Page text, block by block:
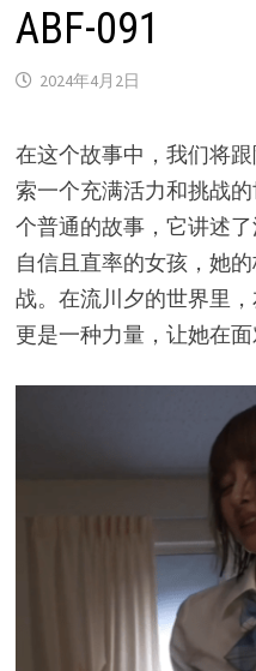
ABF-091
2024年4月2日
在这个故事中，我们将
索一个充满活力和挑战
个普通的故事，它讲述
自信且直率的女孩，她
战。在流川夕的世界里
更是一种力量，让她在面